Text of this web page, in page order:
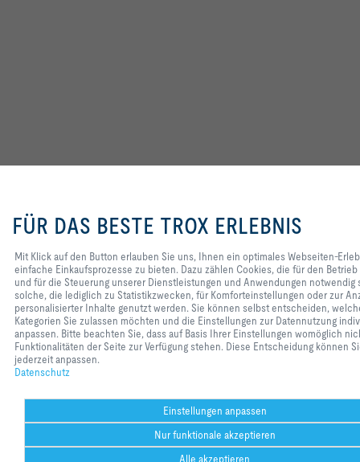
Ihnen ein optimales Webseiten-Erlebnis
und einfache Einkaufsprozesse zu
Betrieb der Seite und für die Steuerung
unserer Dienstleistungen und
Anwendungen notwendig sind, sowie
solche, die lediglich zu Statistikzwecken,
für Komforteinstellungen oder zur
Anzeige personalisierter Inhalte genutzt
werden. Sie können selbst entscheiden,
welche Kategorien Sie zulassen möchten
womöglich nicht alle Funktionalitäten der
Seite zur Verfügung stehen. Diese
Entscheidung können Sie natürlich
jederzeit anpassen.
FÜR DAS BESTE TROX ERLEBNIS
Mit Klick auf den Button erlauben Sie uns, Ihnen ein optimales Webseiten-
einfache Einkaufsprozesse zu bieten. Dazu zählen Cookies, die für den
und für die Steuerung unserer Dienstleistungen und Anwendungen notwendig
solche, die lediglich zu Statistikzwecken, für Komforteinstellungen oder zur
personalisierter Inhalte genutzt werden. Sie können selbst entscheiden,
Kategorien Sie zulassen möchten und die Einstellungen zur Datennutzung
anpassen. Bitte beachten Sie, dass auf Basis Ihrer Einstellungen womöglich
Funktionalitäten der Seite zur Verfügung stehen. Diese Entscheidung können
jederzeit anpassen.
Datenschutz
Einstellungen anpassen
Nur funktionale akzeptieren
Alle akzeptieren